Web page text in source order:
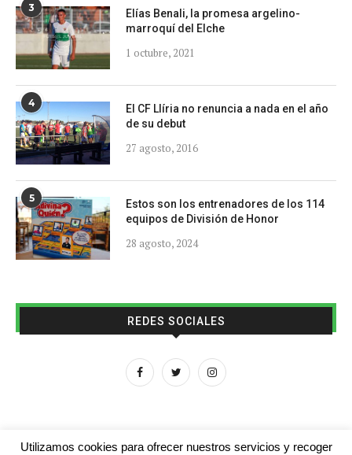
3
Elías Benali, la promesa argelino-
marroquí del Elche
1 octubre, 2021
4
El CF Llíria no renuncia a nada en el año
de su debut
27 agosto, 2016
5
Estos son los entrenadores de los 114
equipos de División de Honor
28 agosto, 2024
REDES SOCIALES
Utilizamos cookies para ofrecer nuestros servicios y recoger